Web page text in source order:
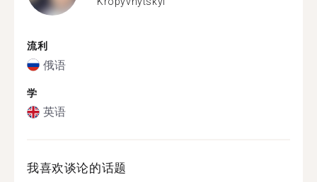
流利
俄语
学
英语
我喜欢谈论的话题